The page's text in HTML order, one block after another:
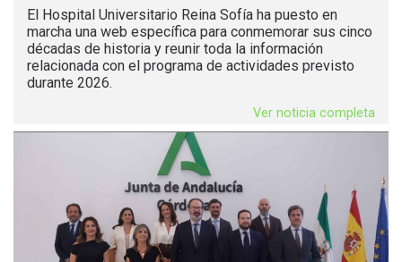
El Hospital Universitario Reina Sofía ha puesto en
marcha una web específica para conmemorar sus cinco
décadas de historia y reunir toda la información
relacionada con el programa de actividades previsto
durante 2026.
Ver noticia completa